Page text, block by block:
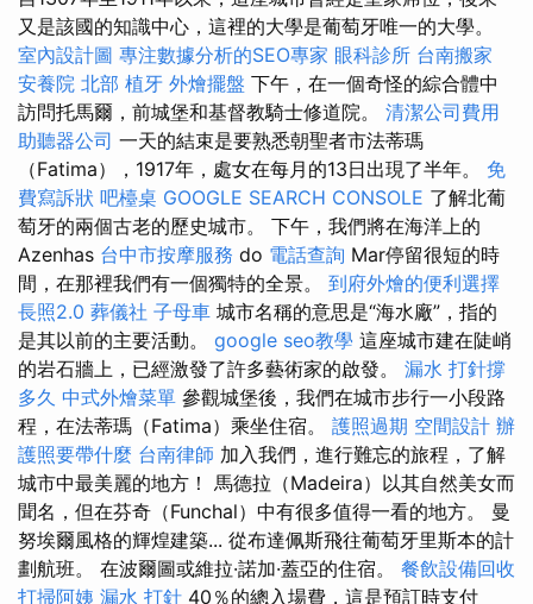
又是該國的知識中心，這裡的大學是葡萄牙唯一的大學。
室內設計圖 專注數據分析的SEO專家 眼科診所 台南搬家
安養院 北部 植牙 外燴擺盤 下午，在一個奇怪的綜合體中
訪問托馬爾，前城堡和基督教騎士修道院。 清潔公司費用
助聽器公司 一天的結束是要熟悉朝聖者市法蒂瑪
（Fatima），1917年，處女在每月的13日出現了半年。 免
費寫訴狀 吧檯桌 GOOGLE SEARCH CONSOLE 了解北葡
萄牙的兩個古老的歷史城市。 下午，我們將在海洋上的
Azenhas 台中市按摩服務 do 電話查詢 Mar停留很短的時
間，在那裡我們有一個獨特的全景。 到府外燴的便利選擇
長照2.0 葬儀社 子母車 城市名稱的意思是“海水廠”，指的
是其以前的主要活動。 google seo教學 這座城市建在陡峭
的岩石牆上，已經激發了許多藝術家的啟發。 漏水 打針撐
多久 中式外燴菜單 參觀城堡後，我們在城市步行一小段路
程，在法蒂瑪（Fatima）乘坐住宿。 護照過期 空間設計 辦
護照要帶什麼 台南律師 加入我們，進行難忘的旅程，了解
城市中最美麗的地方！ 馬德拉（Madeira）以其自然美女而
聞名，但在芬奇（Funchal）中有很多值得一看的地方。 曼
努埃爾風格的輝煌建築... 從布達佩斯飛往葡萄牙里斯本的計
劃航班。 在波爾圖或維拉·諾加·蓋亞的住宿。 餐飲設備回收
打掃阿姨 漏水 打針 40％的總入場費，這是預訂時支付